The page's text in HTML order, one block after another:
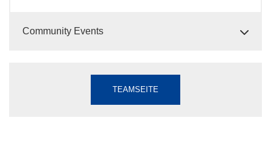
Community Events
TEAMSEITE